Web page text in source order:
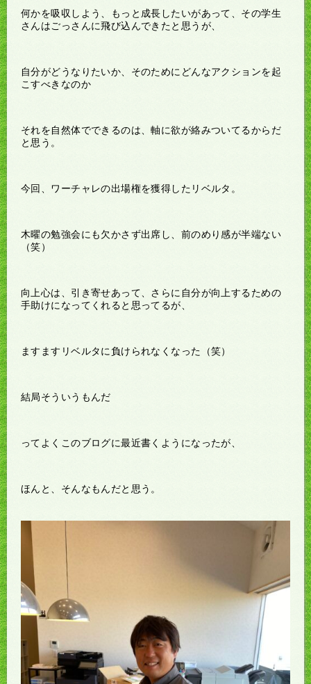
何かを吸収しよう、もっと成長したいがあって、その学生
さんはごっさんに飛び込んできたと思うが、
自分がどうなりたいか、そのためにどんなアクションを起
こすべきなのか
それを自然体でできるのは、軸に欲が絡みついてるからだ
と思う。
今回、ワーチャレの出場権を獲得したリベルタ。
木曜の勉強会にも欠かさず出席し、前のめり感が半端ない
（笑）
向上心は、引き寄せあって、さらに自分が向上するための
手助けになってくれると思ってるが、
ますますリベルタに負けられなくなった（笑）
結局そういうもんだ
ってよくこのブログに最近書くようになったが、
ほんと、そんなもんだと思う。